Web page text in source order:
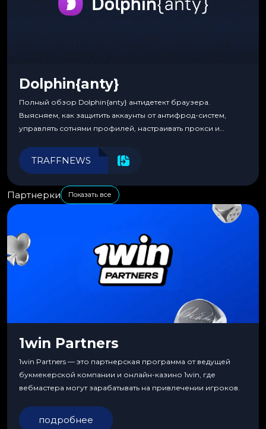
Dolphin{anty}
Полный обзор Dolphin{anty} антидетект браузера.
Выясняем, как защитить аккаунты от антифрод-систем,
управлять сотнями профилей, настраивать прокси и
эффективности.
TRAFFNEWS
Партнерки Показать все
1win Partners
1win Partners — это партнерская программа от ведущей
букмекерской компании и онлайн-казино 1win, где
вебмастера могут зарабатывать на привлечении игроков.
подробнее